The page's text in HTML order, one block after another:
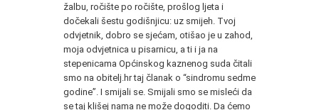
žalbu, ročište po ročište, prošlog ljeta i
dočekali šestu godišnjicu: uz smijeh. Tvoj
odvjetnik, dobro se sjećam, otišao je u zahod,
moja odvjetnica u pisarnicu, a ti i ja na
stepenicama Općinskog kaznenog suda čitali
smo na obitelj.hr taj članak o “sindromu sedme
godine”. I smijali se. Smijali smo se misleći da
se taj klišej nama ne može dogoditi. Da ćemo